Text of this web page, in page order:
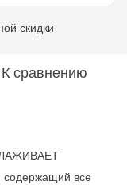
скидки
К сравнению
содержащий все